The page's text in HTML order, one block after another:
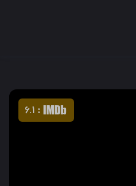
:
6.1